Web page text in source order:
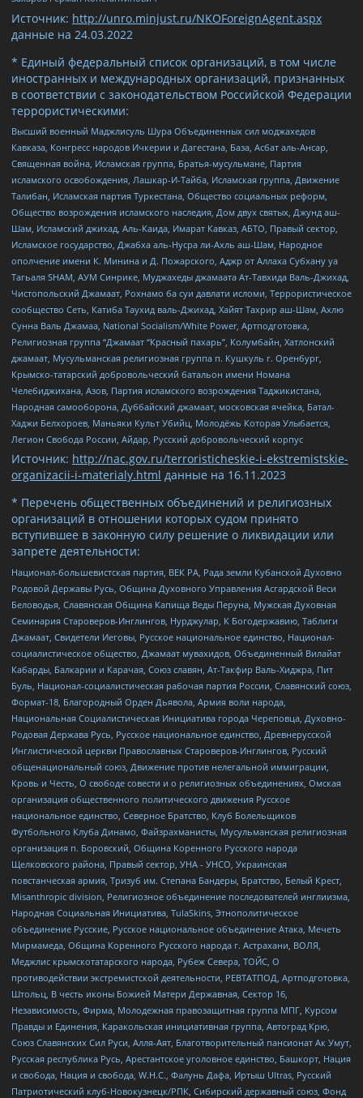
Источник: http://unro.minjust.ru/NKOForeignAgent.aspx
данные на 24.03.2022
* Единый федеральный список организаций, в том числе
иностранных и международных организаций, признанных
в соответствии с законодательством Российской Федерации
террористическими:
Высший военный Маджлисуль Шура Объединенных сил моджахедов
Кавказа, Конгресс народов Ичкерии и Дагестана, База, Асбат аль-Ансар,
Священная война, Исламская группа, Братья-мусульмане, Партия
исламского освобождения, Лашкар-И-Тайба, Исламская группа, Движение
Талибан, Исламская партия Туркестана, Общество социальных реформ,
Общество возрождения исламского наследия, Дом двух святых, Джунд аш-
Шам, Исламский джихад, Аль-Каида, Имарат Кавказ, АБТО, Правый сектор,
Исламское государство, Джабха аль-Нусра ли-Ахль аш-Шам, Народное
ополчение имени К. Минина и Д. Пожарского, Аджр от Аллаха Субхану уа
Тагьаля SHAM, АУМ Синрике, Муджахеды джамаата Ат-Тавхида Валь-Джихад,
Чистопольский Джамаат, Рохнамо ба суи давлати исломи, Террористическое
сообщество Сеть, Катиба Таухид валь-Джихад, Хайят Тахрир аш-Шам, Ахлю
Сунна Валь Джамаа, National Socialism/White Power, Артподготовка,
Религиозная группа “Джамаат “Красный пахарь”, Колумбайн, Хатлонский
джамаат, Мусульманская религиозная группа п. Кушкуль г. Оренбург,
Крымско-татарский добровольческий батальон имени Номана
Челебиджихана, Азов, Партия исламского возрождения Таджикистана,
Народная самооборона, Дуббайский джамаат, московская ячейка, Батал-
Хаджи Белхороев, Маньяки Культ Убийц, Молодёжь Которая Улыбается,
Легион Свобода России, Айдар, Русский добровольческий корпус
Источник: http://nac.gov.ru/terroristicheskie-i-ekstremistskie-
organizacii-i-materialy.html данные на 16.11.2023
* Перечень общественных объединений и религиозных
организаций в отношении которых судом принято
вступившее в законную силу решение о ликвидации или
запрете деятельности:
Национал-большевистская партия, ВЕК РА, Рада земли Кубанской Духовно
Родовой Державы Русь, Община Духовного Управления Асгардской Веси
Беловодья, Славянская Община Капища Веды Перуна, Мужская Духовная
Семинария Староверов-Инглингов, Нурджулар, К Богодержавию, Таблиги
Джамаат, Свидетели Иеговы, Русское национальное единство, Национал-
социалистическое общество, Джамаат мувахидов, Объединенный Вилайат
Кабарды, Балкарии и Карачая, Союз славян, Ат-Такфир Валь-Хиджра, Пит
Буль, Национал-социалистическая рабочая партия России, Славянский союз,
Формат-18, Благородный Орден Дьявола, Армия воли народа,
Национальная Социалистическая Инициатива города Череповца, Духовно-
Родовая Держава Русь, Русское национальное единство, Древнерусской
Инглистической церкви Православных Староверов-Инглингов, Русский
общенациональный союз, Движение против нелегальной иммиграции,
Кровь и Честь, О свободе совести и о религиозных объединениях, Омская
организация общественного политического движения Русское
национальное единство, Северное Братство, Клуб Болельщиков
Футбольного Клуба Динамо, Файзрахманисты, Мусульманская религиозная
организация п. Боровский, Община Коренного Русского народа
Щелковского района, Правый сектор, УНА - УНСО, Украинская
повстанческая армия, Тризуб им. Степана Бандеры, Братство, Белый Крест,
Misanthropic division, Религиозное объединение последователей инглиизма,
Народная Социальная Инициатива, TulaSkins, Этнополитическое
объединение Русские, Русское национальное объединение Атака, Мечеть
Мирмамеда, Община Коренного Русского народа г. Астрахани, ВОЛЯ,
Меджлис крымскотатарского народа, Рубеж Севера, ТОЙС, О
противодействии экстремистской деятельности, РЕВТАТПОД, Артподготовка,
Штольц, В честь иконы Божией Матери Державная, Сектор 16,
Независимость, Фирма, Молодежная правозащитная группа МПГ, Курсом
Правды и Единения, Каракольская инициативная группа, Автоград Крю,
Союз Славянских Сил Руси, Алля-Аят, Благотворительный пансионат Ак Умут,
Русская республика Русь, Арестантское уголовное единство, Башкорт, Нация
и свобода, Нация и свобода, W.H.С., Фалунь Дафа, Иртыш Ultras, Русский
Патриотический клуб-Новокузнецк/РПК, Сибирский державный союз, Фонд